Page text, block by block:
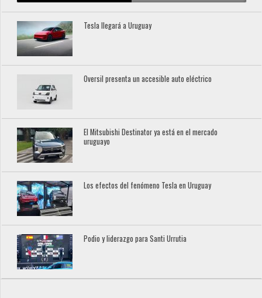
Tesla llegará a Uruguay
Oversil presenta un accesible auto eléctrico
El Mitsubishi Destinator ya está en el mercado
uruguayo
Los efectos del fenómeno Tesla en Uruguay
Podio y liderazgo para Santi Urrutia